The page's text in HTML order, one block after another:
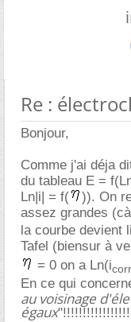
Re :
Bonjour,
Comme j'ai déja
du tableau E =
Ln|i| = f(
)). On
assez grandes
la courbe devient
Tafel (biensur à
= 0 on a Ln(icorr
En ce qui
au voisinage
égaux